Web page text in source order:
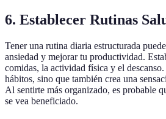
6. Establecer Rutinas
Tener una rutina diaria estructurada
ansiedad y mejorar tu productividad.
comidas, la actividad física y el
hábitos, sino que también crea una
Al sentirte más organizado, es probable
se vea beneficiado.